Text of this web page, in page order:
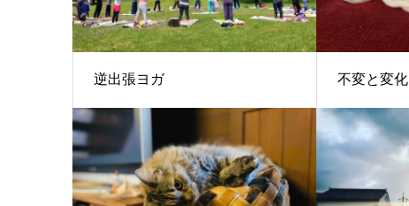
逆出張ヨガ 不変と変化